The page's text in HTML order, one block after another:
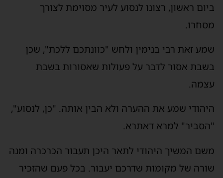
ביום ראשון, רצונו לנסוע לעיר מסוימת לצורך
מסחרו.
שמע זאת רבי בנימין ולחש "כוונתכם ללכת", שכן
בשבת אסור לדבר על פעולות שאסורות בשבת
עצמה.
היהודי שמע את ההערה ולא הבין אותה. "כן, לנסוע",
"הסביר" למרא דאתרא.
משם המשיך היהודי לתאר היכן תעבור הכרכרה ומנה
שורה של מקומות שדרכם יעבור. בכל פעם שהזכיר